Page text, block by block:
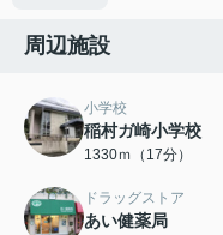
周辺施設
小学校
稲村ガ崎小学校
1330ｍ（17分）
ドラッグストア
あい健薬局